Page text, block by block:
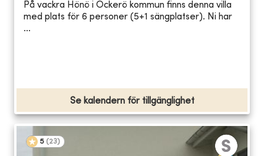
På vackra Hönö i Öckerö kommun finns denna villa
med plats för 6 personer (5+1 sängplatser). Ni har
...
Se kalendern för tillgänglighet
5 (23)